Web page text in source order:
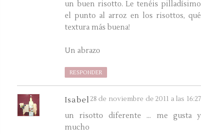
un buen risotto. Le tenéis pilladísimo
el punto al arroz en los risottos, qué
textura más buena!
Un abrazo
RESPONDER
Isabel28 de noviembre de 2011 a las 16:27
un risotto diferente ... me gusta y
mucho